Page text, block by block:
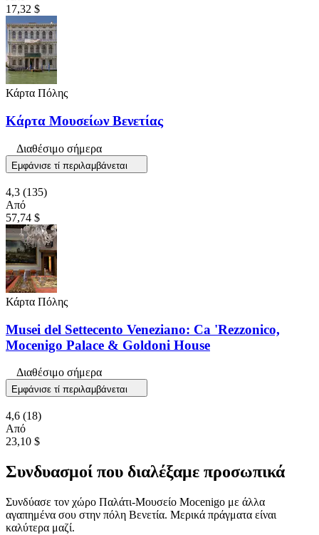
17,32 $
Κάρτα Πόλης
Κάρτα Μουσείων Βενετίας
Διαθέσιμο σήμερα
Εμφάνισε τί περιλαμβάνεται
4,3 (135)
Από
57,74 $
Κάρτα Πόλης
Musei del Settecento Veneziano: Ca 'Rezzonico,
Mocenigo Palace & Goldoni House
Διαθέσιμο σήμερα
Εμφάνισε τί περιλαμβάνεται
4,6 (18)
Από
23,10 $
Συνδυασμοί που διαλέξαμε προσωπικά
Συνδύασε τον χώρο Παλάτι-Μουσείο Mocenigo με άλλα
αγαπημένα σου στην πόλη Βενετία. Μερικά πράγματα είναι
καλύτερα μαζί.